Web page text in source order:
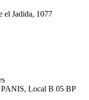
el Jadida, 1077
Local B 05 BP